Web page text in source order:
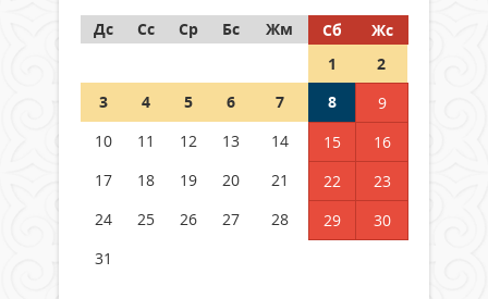
05 тамыз 2026 ж. 149
Шетелде жүрген Қазақстан
азаматтары қалай дауыс бере
Дс
Сс Ср Бс Жм Сб
Жс
1
2
3
4 5 6 7 8
9
10
11 12 13 14 15
16
17
18 19 20 21 22
23
24
25 26 27 28 29
30
31